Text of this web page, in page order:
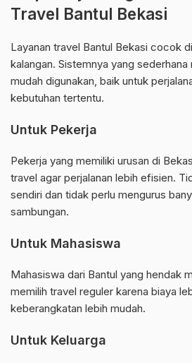
Travel Bantul Bekasi
Layanan travel Bantul Bekasi cocok
kalangan. Sistemnya yang sederhana
mudah digunakan, baik untuk
kebutuhan tertentu.
Untuk Pekerja
Pekerja yang memiliki urusan di
travel agar perjalanan lebih efisien.
sendiri dan tidak perlu mengurus
sambungan.
Untuk Mahasiswa
Mahasiswa dari Bantul yang hendak
memilih travel reguler karena biaya
keberangkatan lebih mudah.
Untuk Keluarga